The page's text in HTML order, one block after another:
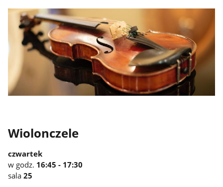
Wiolonczele
czwartek
w godz. 16:45 - 17:30
sala25